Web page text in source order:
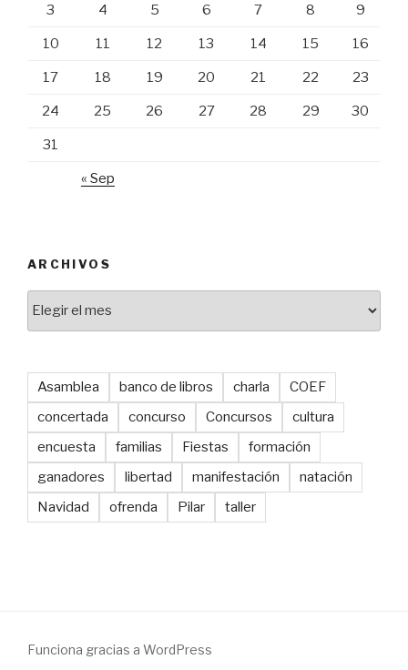
3 4 5 6 7 8 9
10 11 12 13 14 15 16
17 18 19 20 21 22 23
24 25 26 27 28 29 30
31
« Sep
ARCHIVOS
Asamblea banco de libros charla
COEF
concertada
concurso Concursos
cultura
encuesta
familias Fiestas
formación
ganadores
libertad manifestación
natación
Navidad
ofrenda Pilar taller
Funciona gracias a WordPress